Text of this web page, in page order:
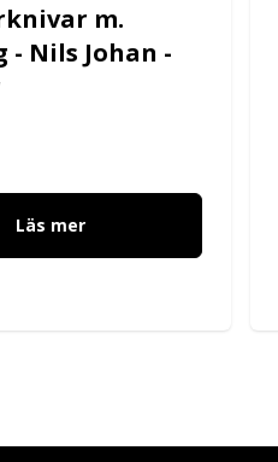
m.
- Nils Johan -
Läs mer